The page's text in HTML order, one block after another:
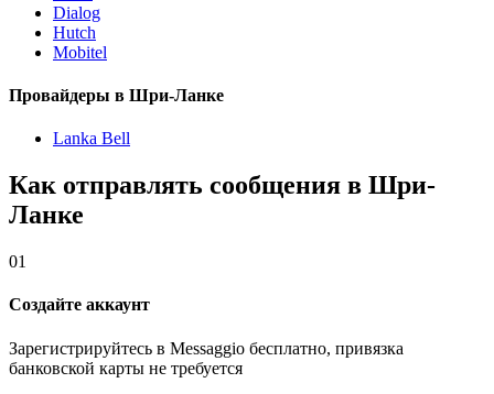
Dialog
Hutch
Mobitel
Провайдеры в Шри-Ланке
Lanka Bell
Как отправлять сообщения в Шри-
Ланке
01
Создайте аккаунт
Зарегистрируйтесь в Messaggio бесплатно, привязка
банковской карты не требуется